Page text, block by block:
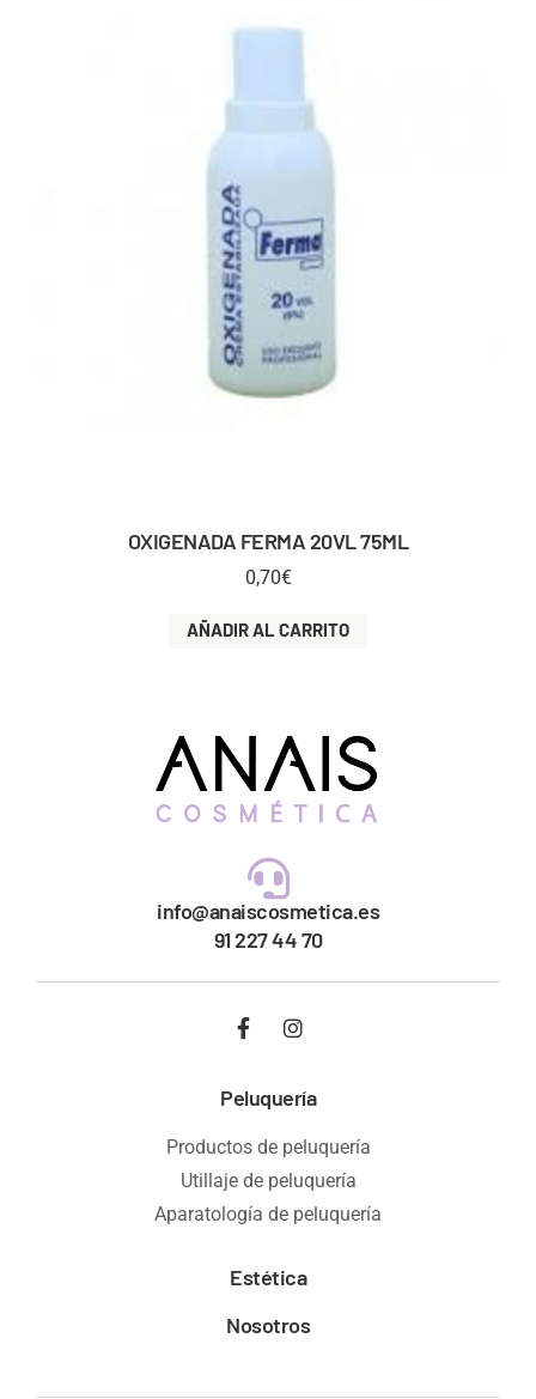
OXIGENADA FERMA 20VL 75ML
0,70€
AÑADIR AL CARRITO
info@anaiscosmetica.es
91 227 44 70
Peluquería
Productos de peluquería
Utillaje de peluquería
Aparatología de peluquería
Estética
Nosotros